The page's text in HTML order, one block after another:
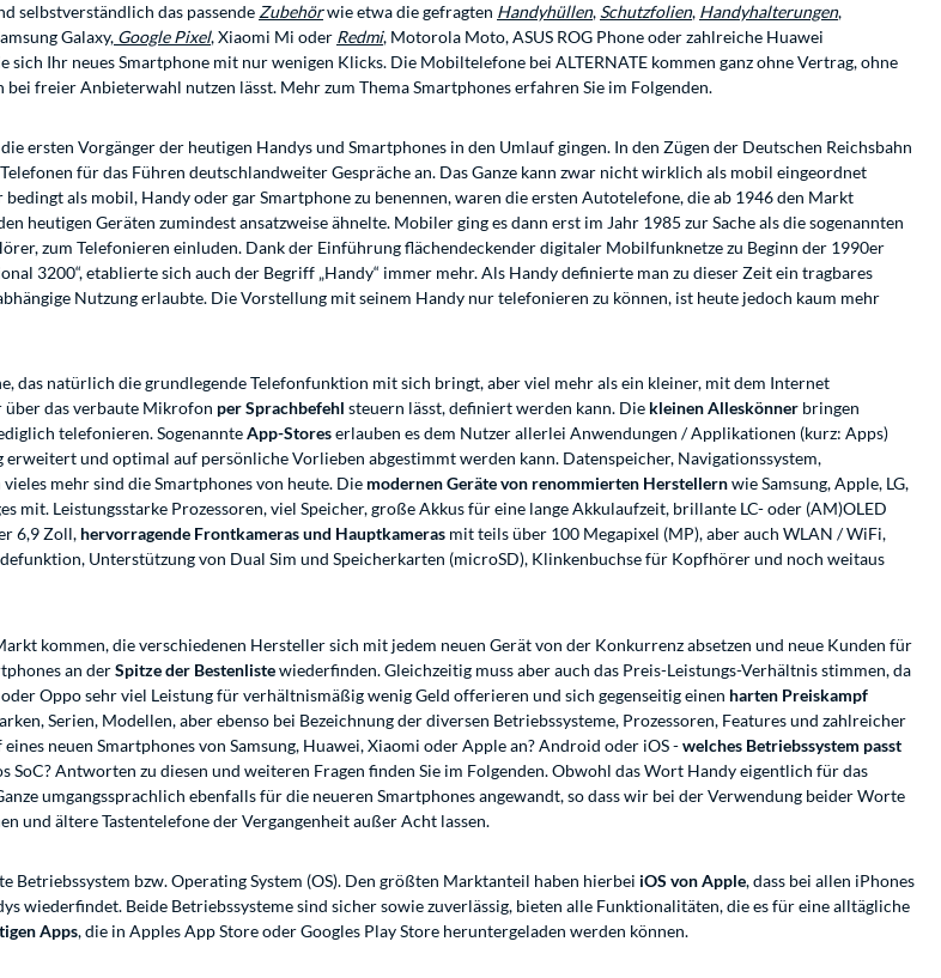
selbstverständlich das passende Zubehörwie etwa die gefragten Handyhüllen, Schutzfolien, Handyhalterungen,
Galaxy, Google Pixel, Xiaomi Mi oder Redmi, Motorola Moto, ASUS ROG Phone oder zahlreiche Huawei
Ihr neues Smartphone mit nur wenigen Klicks. Die Mobiltelefone bei ALTERNATE kommen ganz ohne Vertrag, ohne
freier Anbieterwahl nutzen lässt. Mehr zum Thema Smartphones erfahren Sie im Folgenden.
Vorgänger der heutigen Handys und Smartphones in den Umlauf gingen. In den Zügen der Deutschen Reichsbahn
für das Führen deutschlandweiter Gespräche an. Das Ganze kann zwar nicht wirklich als mobil eingeordnet
als mobil, Handy oder gar Smartphone zu benennen, waren die ersten Autotelefone, die ab 1946 den Markt
Geräten zumindest ansatzweise ähnelte. Mobiler ging es dann erst im Jahr 1985 zur Sache als die sogenannten
zum Telefonieren einluden. Dank der Einführung flächendeckender digitaler Mobilfunknetze zu Beginn der 1990er
3200“, etablierte sich auch der Begriff „Handy“ immer mehr. Als Handy definierte man zu dieser Zeit ein tragbares
Nutzung erlaubte. Die Vorstellung mit seinem Handy nur telefonieren zu können, ist heute jedoch kaum mehr
das natürlich die grundlegende Telefonfunktion mit sich bringt, aber viel mehr als ein kleiner, mit dem Internet
über das verbaute Mikrofon per Sprachbefehl steuern lässt, definiert werden kann. Die kleinen Alleskönner bringen
telefonieren. SogenannteApp-Storeserlauben es dem Nutzer allerlei Anwendungen / Applikationen (kurz: Apps)
und optimal auf persönliche Vorlieben abgestimmt werden kann. Datenspeicher, Navigationssystem,
mehr sind die Smartphones von heute. Die modernen Geräte von renommierten Herstellernwie Samsung, Apple, LG,
Leistungsstarke Prozessoren, viel Speicher, große Akkus für eine lange Akkulaufzeit, brillante LC- oder (AM)OLED
6,9 Zoll, hervorragende Frontkameras und Hauptkameras mit teils über 100 Megapixel (MP), aber auch WLAN / WiFi,
Unterstützung von Dual Sim und Speicherkarten (microSD), Klinkenbuchse für Kopfhörer und noch weitaus
kommen, die verschiedenen Hersteller sich mit jedem neuen Gerät von der Konkurrenz absetzen und neue Kunden für
an derSpitze der Bestenlistewiederfinden. Gleichzeitig muss aber auch das Preis-Leistungs-Verhältnis stimmen, da
Oppo sehr viel Leistung für verhältnismäßig wenig Geld offerieren und sich gegenseitig einen harten Preiskampf
Serien, Modellen, aber ebenso bei Bezeichnung der diversen Betriebssysteme, Prozessoren, Features und zahlreicher
neuen Smartphones von Samsung, Huawei, Xiaomi oder Apple an? Android oder iOS -welches Betriebssystem passt
SoC? Antworten zu diesen und weiteren Fragen finden Sie im Folgenden. Obwohl das Wort Handy eigentlich für das
umgangssprachlich ebenfalls für die neueren Smartphones angewandt, so dass wir bei der Verwendung beider Worte
und ältere Tastentelefone der Vergangenheit außer Acht lassen.
bzw. Operating System (OS). Den größten Marktanteil haben hierbei iOS von Apple, dass bei allen iPhones
wiederfindet. Beide Betriebssysteme sind sicher sowie zuverlässig, bieten alle Funktionalitäten, die es für eine alltägliche
Apps, die in Apples App Store oder Googles Play Store heruntergeladen werden können.